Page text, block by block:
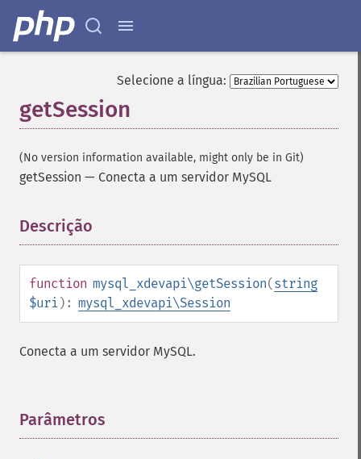
Selecione a língua:
getSession
(No version information available, might only be in Git)
getSession — Conecta a um servidor MySQL
Descrição
function mysql_xdevapi\getSession(string
$uri): mysql_xdevapi\Session
Conecta a um servidor MySQL.
Parâmetros